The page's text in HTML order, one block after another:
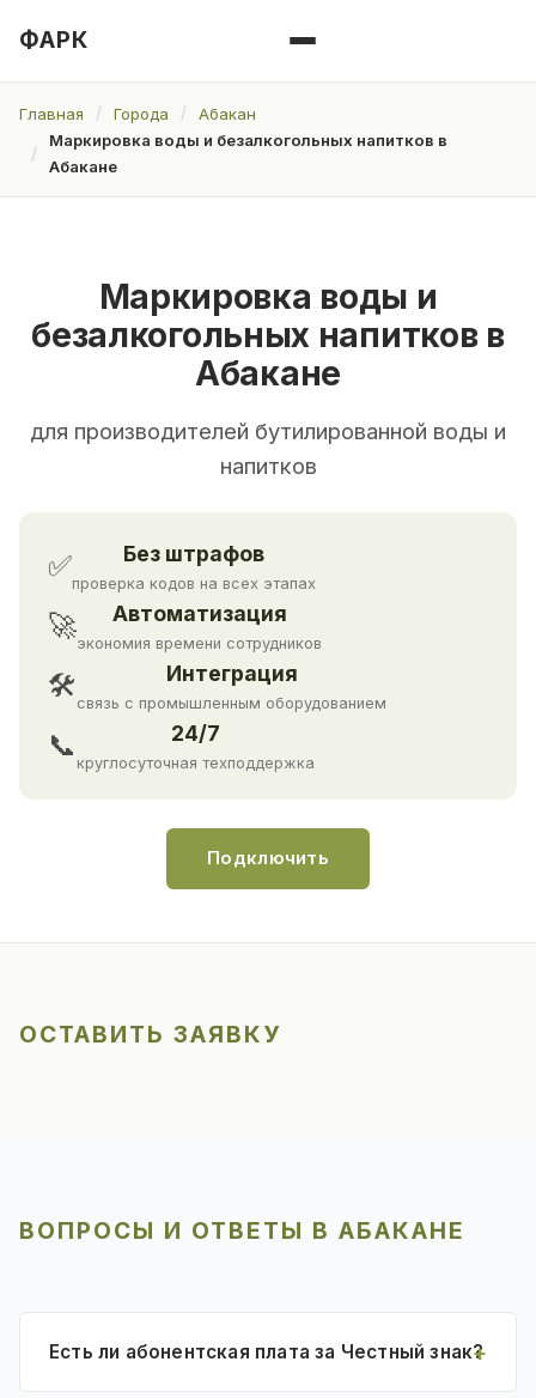
ФАРК
Главная Города
Абакан
Маркировка воды и безалкогольных напитков в
Абакане
Маркировка воды и
безалкогольных напитков в
Абакане
для производителей бутилированной воды и
напитков
✅ Без штрафов
проверка кодов на всех этапах
🚀 Автоматизация
экономия времени сотрудников
🛠 Интеграция
связь с промышленным оборудованием
📞 24/7
круглосуточная техподдержка
Подключить
ОСТАВИТЬ ЗАЯВКУ
ВОПРОСЫ И ОТВЕТЫ В АБАКАНЕ
Есть ли абонентская плата за Честный знак?